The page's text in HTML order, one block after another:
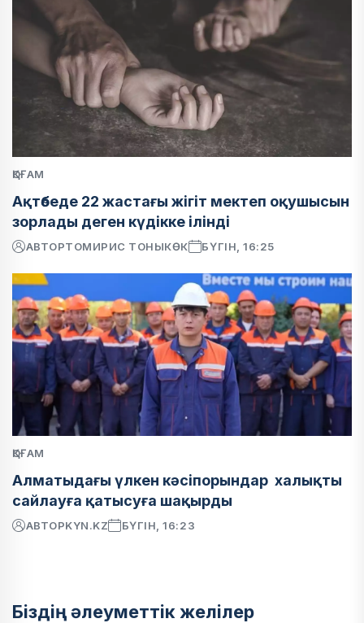
ҚОҒАМ
Ақтөбеде 22 жастағы жігіт мектеп оқушысын
зорлады деген күдікке ілінді
АВТОРТОМИРИС ТОНЫКӨК БҮГІН, 16:25
ҚОҒАМ
Алматыдағы үлкен кәсіпорындар халықты
сайлауға қатысуға шақырды
АВТОРKYN.KZ БҮГІН, 16:23
Біздің әлеуметтік желілер